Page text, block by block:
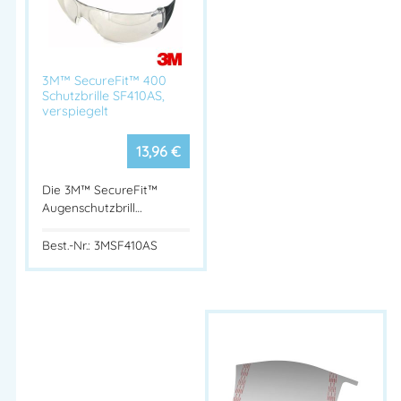
✔ Mehr Sicherheit durch erhöhte Stoßfestigkeit
✔ Ideal für Bau, Handwerk, Industrie & Outdoor-Einsätze
TECTOR® SPRINT, GRAU Schutzbrille
für alle, dieUV-Schutz, Sonnenschutz und robuste Sicherheit
einer leichten Arbeitsbrille suchen.
TECTOR Schutzbrille SPRINT GRAU
Schutzbrille EN 166 grau Sonnenschutz
Arbeitsbrille mit UV 400-Schutz
Leichte Schutzbrille 23 g
Sonnenschutzbrille für Arbeit & Industrie
TECTOR Schutzbrille schwarz/orange
3M™ SecureFit™ 400
Schutzbrille SF410AS,
verspiegelt
13,96 €
Die 3M™ SecureFit™
Augenschutzbrill…
Best.-Nr.: 3MSF410AS